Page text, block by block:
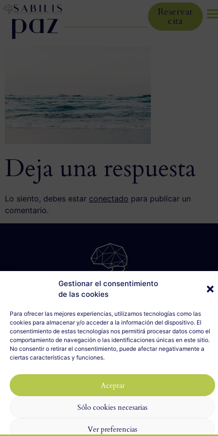
Gestionar el consentimiento
de las cookies
Para ofrecer las mejores experiencias, utilizamos tecnologías como las
cookies para almacenar y/o acceder a la información del dispositivo. El
consentimiento de estas tecnologías nos permitirá procesar datos como el
comportamiento de navegación o las identificaciones únicas en este sitio.
No consentir o retirar el consentimiento, puede afectar negativamente a
ciertas características y funciones.
Aceptar
Sólo cookies necesarias
Ver preferencias
Reservar
cita
paz
Deja una respuesta
Lo siento, debes estar conectado para publicar un
comentario.
SÁBILIS
33007 Oviedo, Asturias
635 990 154
info@sabilis.com
Aviso Legal y Política de Privacidad
Política de Cookies
2023 SÁBILIS - Todos los derechos reservados
Diseño web realizado porILUMINA TU WEBcon 🤍